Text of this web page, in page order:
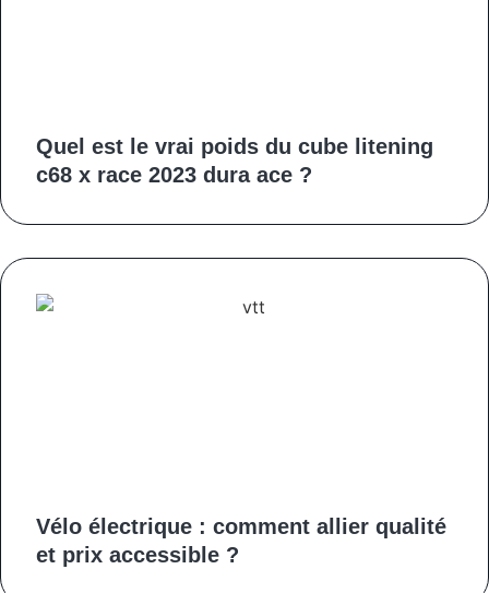
Quel est le vrai poids du cube litening
c68 x race 2023 dura ace ?
Vélo électrique : comment allier qualité
et prix accessible ?